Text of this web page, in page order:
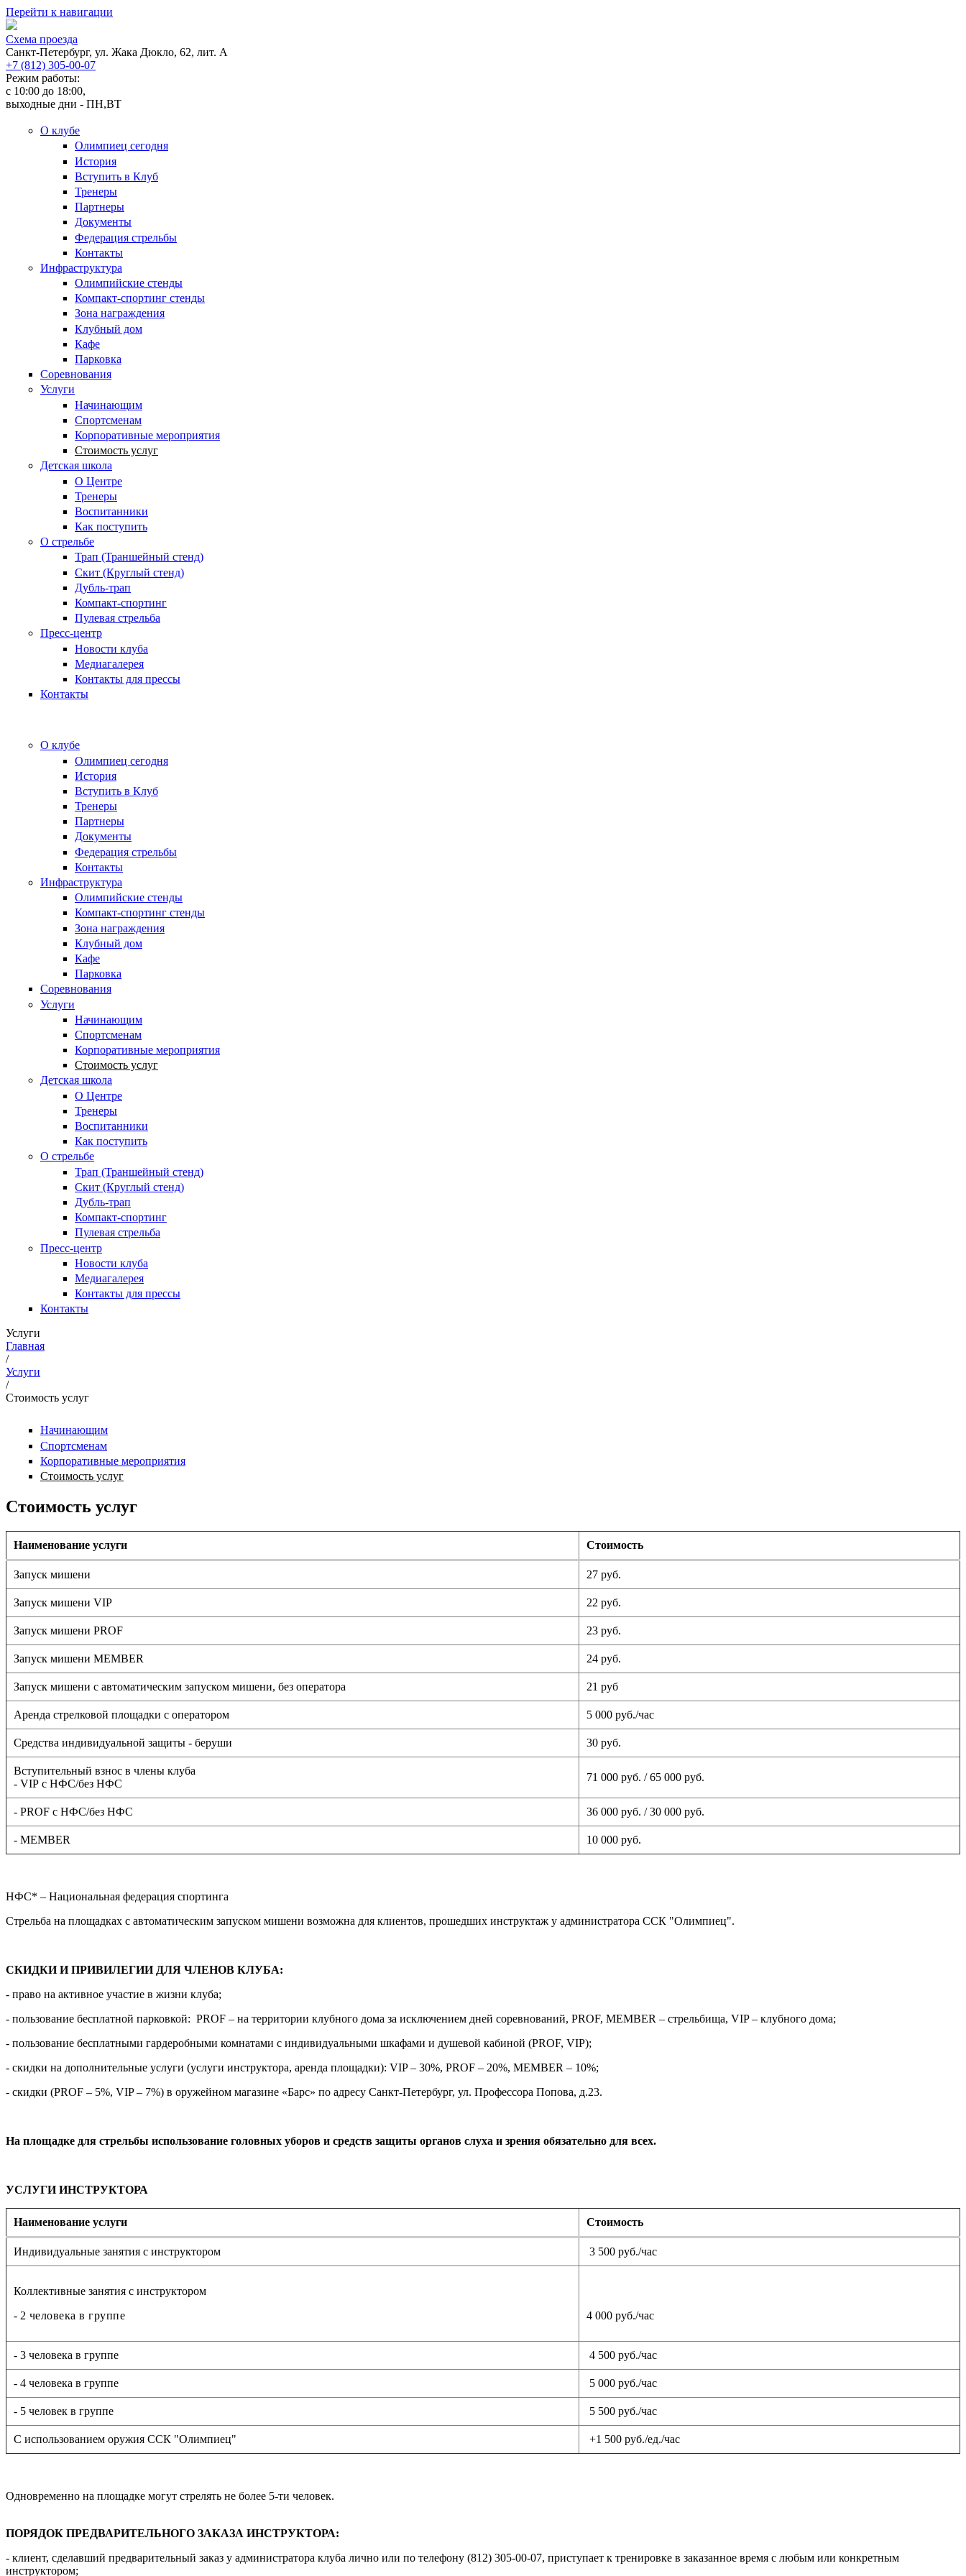
Перейти к навигации
Cхема проезда
Санкт-Петербург, ул. Жака Дюкло, 62, лит. А
+7 (812) 305-00-07
Режим работы:
c 10:00 до 18:00,
выходные дни - ПН,ВТ
О клубе
Олимпиец сегодня
История
Вступить в Клуб
Тренеры
Партнеры
Документы
Федерация стрельбы
Контакты
Инфраструктура
Олимпийские стенды
Компакт-спортинг стенды
Зона награждения
Клубный дом
Кафе
Парковка
Соревнования
Услуги
Начинающим
Спортсменам
Корпоративные мероприятия
Стоимость услуг
Детская школа
О Центре
Тренеры
Воспитанники
Как поступить
О стрельбе
Трап (Траншейный стенд)
Скит (Круглый стенд)
Дубль-трап
Компакт-спортинг
Пулевая стрельба
Пресс-центр
Новости клуба
Медиагалерея
Контакты для прессы
Контакты
О клубе
Олимпиец сегодня
История
Вступить в Клуб
Тренеры
Партнеры
Документы
Федерация стрельбы
Контакты
Инфраструктура
Олимпийские стенды
Компакт-спортинг стенды
Зона награждения
Клубный дом
Кафе
Парковка
Соревнования
Услуги
Начинающим
Спортсменам
Корпоративные мероприятия
Стоимость услуг
Детская школа
О Центре
Тренеры
Воспитанники
Как поступить
О стрельбе
Трап (Траншейный стенд)
Скит (Круглый стенд)
Дубль-трап
Компакт-спортинг
Пулевая стрельба
Пресс-центр
Новости клуба
Медиагалерея
Контакты для прессы
Контакты
Услуги
Вы здесь
Главная
/
Услуги
/
Стоимость услуг
Начинающим
Спортсменам
Корпоративные мероприятия
Стоимость услуг
Стоимость услуг
Наименование услуги Стоимость
Запуск мишени 27 руб.
Запуск мишени VIP 22 руб.
Запуск мишени PROF 23 руб.
Запуск мишени MEMBER 24 руб.
Запуск мишени с автоматическим запуском мишени, без оператора 21 руб
Аренда стрелковой площадки с оператором 5 000 руб./час
Средства индивидуальной защиты - беруши 30 руб.
Вступительный взнос в члены клуба
- VIP с НФС/без НФС
71 000 руб. / 65 000 руб.
- PROF с НФС/без НФС 36 000 руб. / 30 000 руб.
- MEMBER 10 000 руб.
НФС* – Национальная федерация спортинга
Стрельба на площадках с автоматическим запуском мишени возможна для клиентов, прошедших инструктаж у администратора ССК "Олимпиец".
СКИДКИ И ПРИВИЛЕГИИ ДЛЯ ЧЛЕНОВ КЛУБА:
- право на активное участие в жизни клуба;
- пользование бесплатной парковкой: PROF – на территории клубного дома за исключением дней соревнований, PROF, MEMBER – стрельбища, VIP – клубного дома;
- пользование бесплатными гардеробными комнатами с индивидуальными шкафами и душевой кабиной (PROF, VIP);
- скидки на дополнительные услуги (услуги инструктора, аренда площадки): VIP – 30%, PROF – 20%, MEMBER – 10%;
- скидки (PROF – 5%, VIP – 7%) в оружейном магазине «Барс» по адресу Санкт-Петербург, ул. Профессора Попова, д.23.
На площадке для стрельбы использование головных уборов и средств защиты органов слуха и зрения обязательно для всех.
УСЛУГИ ИНСТРУКТОРА
Наименование услуги Стоимость
Индивидуальные занятия с инструктором 3 500 руб./час
Коллективные занятия с инструктором
- 2 человека в группе 4 000 руб./час
- 3 человека в группе 4 500 руб./час
- 4 человека в группе 5 000 руб./час
- 5 человек в группе 5 500 руб./час
С использованием оружия ССК "Олимпиец" +1 500 руб./ед./час
Одновременно на площадке могут стрелять не более 5-ти человек.
ПОРЯДОК ПРЕДВАРИТЕЛЬНОГО ЗАКАЗА ИНСТРУКТОРА:
- клиент, сделавший предварительный заказ у администратора клуба лично или по телефону (812) 305-00-07, приступает к тренировке в заказанное время с любым или конкретным
инструктором;